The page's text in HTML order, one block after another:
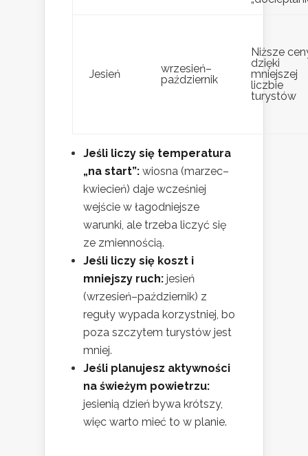
Jesień
wrzesień–
październik
Niższe
dzięki
mniejszej
liczbie
turystów
Jeśli liczy się temperatura
„na start”: wiosna (marzec–
kwiecień) daje wcześniej
wejście w łagodniejsze
warunki, ale trzeba liczyć się
ze zmiennością.
Jeśli liczy się koszt i
mniejszy ruch: jesień
(wrzesień–październik) z
reguły wypada korzystniej, bo
poza szczytem turystów jest
mniej.
Jeśli planujesz aktywności
na świeżym powietrzu:
jesienią dzień bywa krótszy,
więc warto mieć to w planie.